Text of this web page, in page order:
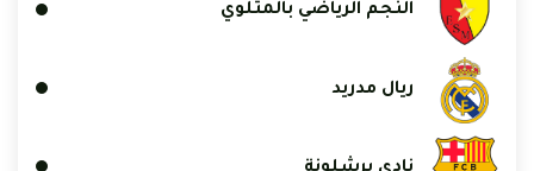
النجم الرياضي بالمتلوي
ريال مدريد